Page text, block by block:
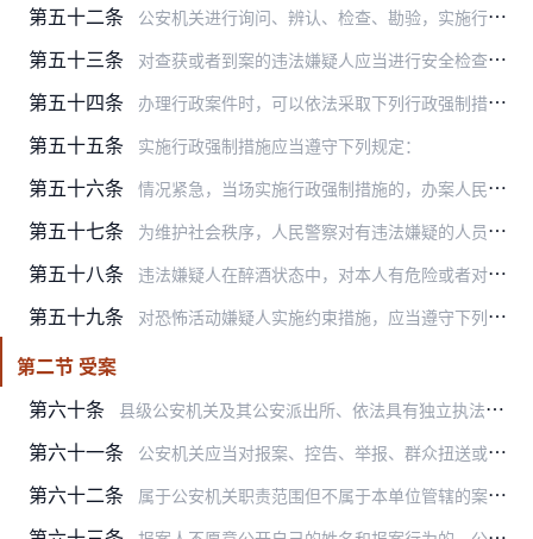
第五十二条 公安机关进行询问、辨认、检查、勘验，实施行政强制措施等调查取证工作时，人民警察不得少于二人，并表明执法身份。
第五十三条 对查获或者到案的违法嫌疑人应当进行安全检查，发现违禁品或者管制器具、武器、易燃易爆等危险品以及与案件有关的需要作为证据的物品的，应当立即扣押；对违法嫌疑人随身携…
第五十四条 办理行政案件时，可以依法采取下列行政强制措施：
第五十五条 实施行政强制措施应当遵守下列规定：
第五十六条 情况紧急，当场实施行政强制措施的，办案人民警察应当在二十四小时内依法向其所属的公安机关负责人报告，并补办批准手续。当场实施限制公民人身自由的行政强制措施的，办案…
第五十七条 为维护社会秩序，人民警察对有违法嫌疑的人员，经表明执法身份后，可以当场盘问、检查。对当场盘问、检查后，不能排除其违法嫌疑，依法可以适用继续盘问的，可以将其带至公…
第五十八条 违法嫌疑人在醉酒状态中，对本人有危险或者对他人的人身、财产或者公共安全有威胁的，可以对其采取保护性措施约束至酒醒，也可以通知其家属、亲友或者所属单位将其领回看管…
第五十九条 对恐怖活动嫌疑人实施约束措施，应当遵守下列规定：
第二节 受案
第六十条
县级公安机关及其公安派出所、依法具有独立执法主体资格的公安机关业务部门以及出入境边防检查站对报案、控告、举报、群众扭送或者违法嫌疑人投案，以及其他国家机关移送的…
第六十一条 公安机关应当对报案、控告、举报、群众扭送或者违法嫌疑人投案分别作出下列处理，并将处理情况在接报案登记中注明：
第六十二条 属于公安机关职责范围但不属于本单位管辖的案件，具有下列情形之一的，受理案件或者发现案件的公安机关及其人民警察应当依法先行采取必要的强制措施或者其他处置措施，再移…